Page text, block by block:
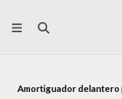
Amortiguador delantero